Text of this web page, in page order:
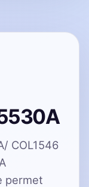
COL1546
permet